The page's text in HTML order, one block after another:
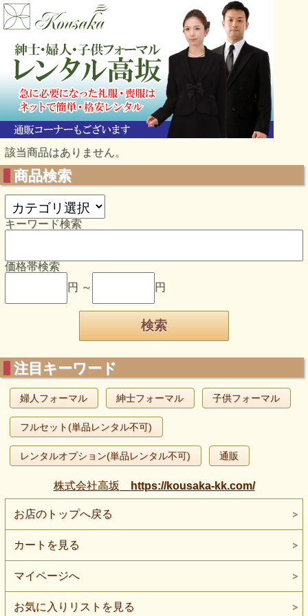
該当商品はありません。
商品検索
キーワード検索
価格帯検索
円 ～
円
注目キーワード
婦人フォーマル 紳士フォーマル 子供フォーマル
フルセット(単品レンタル不可)
レンタルオプション(単品レンタル不可) 通販
株式会社高坂 https://kousaka-kk.com/
お店のトップへ戻る
カートを見る
マイページへ
お気に入りリストを見る